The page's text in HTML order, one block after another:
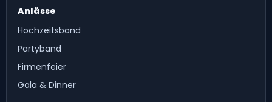
Anlässe
Hochzeitsband
Partyband
Firmenfeier
Gala & Dinner